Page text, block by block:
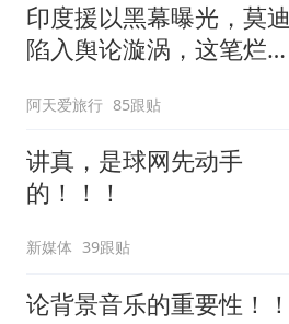
印度援以黑幕曝光，莫迪
陷入舆论漩涡，这笔烂账
阿天爱旅行 85跟贴
讲真，是球网先动手
的！！！
新媒体 39跟贴
论背景音乐的重要性！！